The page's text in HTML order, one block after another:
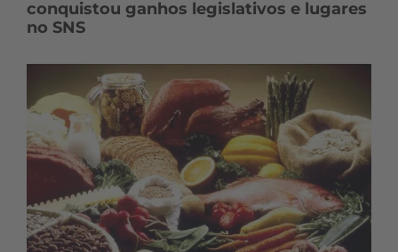
conquistou ganhos legislativos e lugares
no SNS